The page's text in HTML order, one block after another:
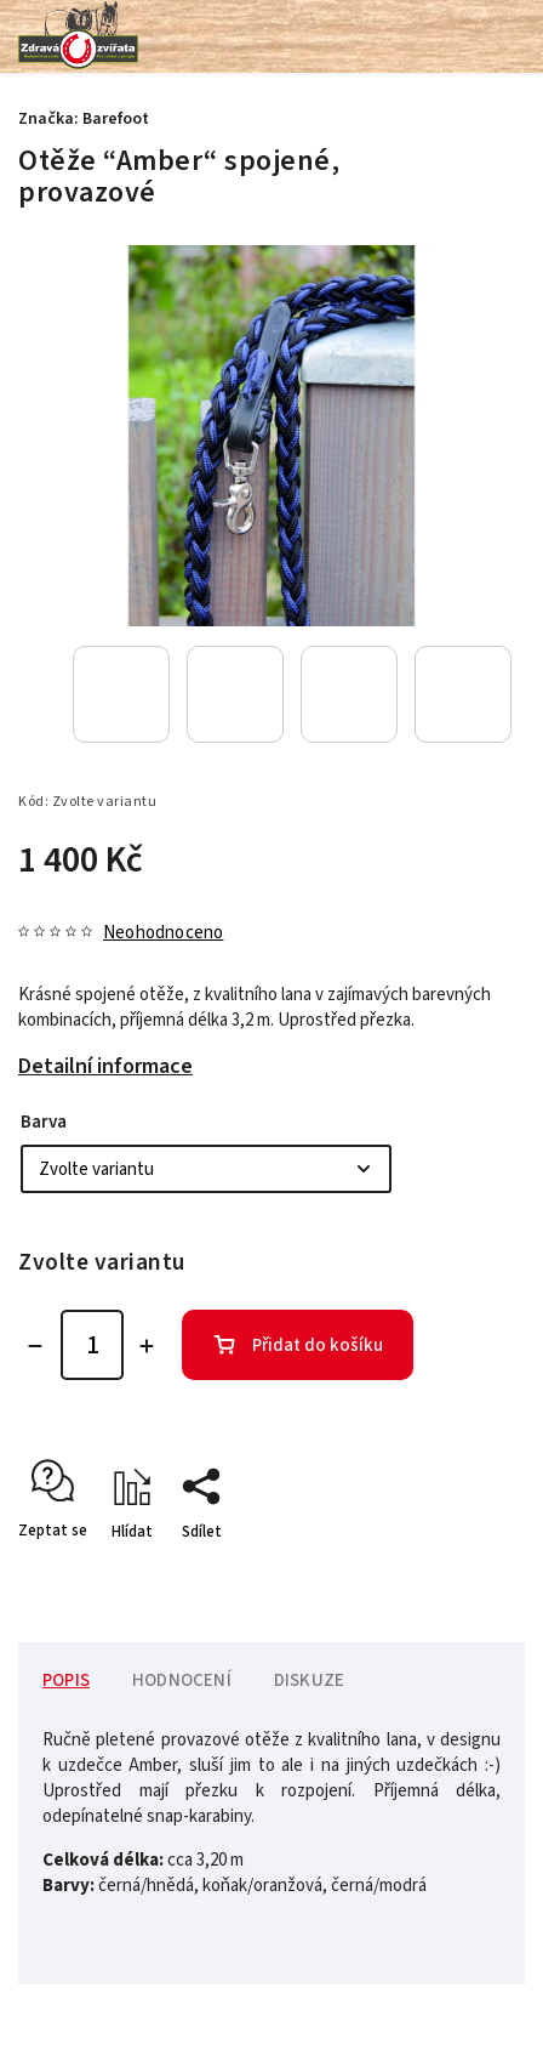
Otěže “Amber“ spojené,
provazové
Kód: Zvolte variantu
1 400 Kč
Neohodnoceno
Krásné spojené otěže, z kvalitního lana v zajímavých barevných
kombinacích, příjemná délka 3,2 m. Uprostřed přezka.
Detailní informace
Značka: Barefoot
Barva
Zvolte variantu
Přidat do košíku
Zeptat se Hlídat Sdílet
POPIS HODNOCENÍ DISKUZE
Ručně pletené provazové otěže z kvalitního lana, v designu
k uzdečce Amber, sluší jim to ale i na jiných uzdečkách :-)
Uprostřed mají přezku k rozpojení. Příjemná délka,
odepínatelné snap-karabiny.
Celková délka:cca 3,20 m
Barvy:černá/hnědá, koňak/oranžová, černá/modrá